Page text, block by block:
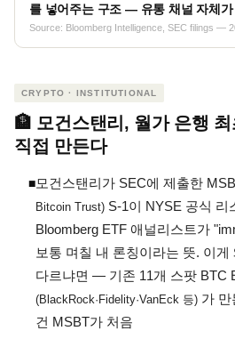
를 넣어주는 구조 — 유통 채널 자체가
Source: Bloomberg Intelligence, SEC filings —
CRYPTO · INSTITUTIONAL
🏦 모건스탠리, 월가 은행
직접 만든다
◾모건스탠리가 SEC에 제출한
Bitcoin Trust) S-1이 NYSE 공식 리
Bloomberg ETF 애널리스트가
보통 며칠 내 론칭이라는 뜻. 이게
다르냐면 — 기존 11개 스팟 BTC
(BlackRock·Fidelity·VanEck 등) 가 만
건 MSBT가 처음